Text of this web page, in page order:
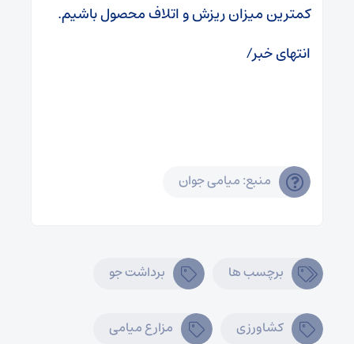
کمترین میزان ریزش و اتلاف محصول باشیم.
انتهای خبر/
منبع: میامی جوان
برچسب ها برداشت جو
کشاورزی مزارع میامی